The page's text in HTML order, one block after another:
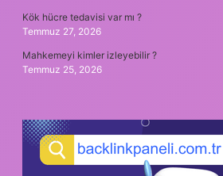
Kök hücre tedavisi var mı ?
Temmuz 27, 2026
Mahkemeyi kimler izleyebilir ?
Temmuz 25, 2026